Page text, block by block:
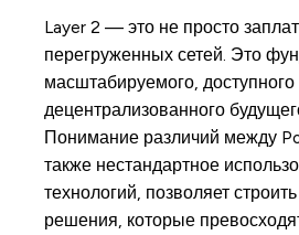
Layer 2 — это не просто
перегруженных сетей. Это
масштабируемого,
децентрализованного
Понимание различий между
также нестандартное
технологий, позволяет
решения, которые